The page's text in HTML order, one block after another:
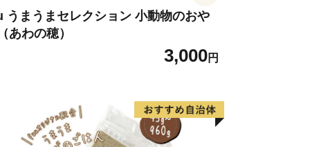
うまうまセレクション 小動物のおや
あわの穂）
3,000円